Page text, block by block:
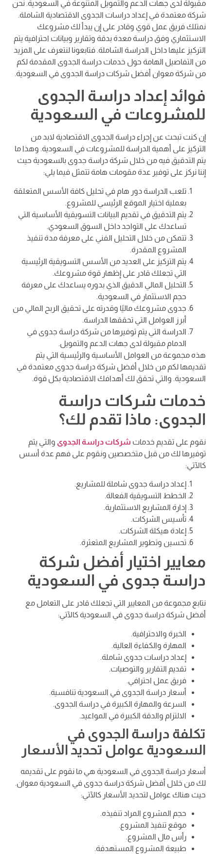
مقبولة لدى جهات الدعم والتمويل المتنوعة في السعودية. نحن
شركة معتمدة في إعداد دراسات الجدوى الاقتصادية الشاملة.
نمتلك فريق عمل قوي وقادر على إن يبدأ لك مشروعك
الاستثماري وفق دراسة معدة بدقة وتقارير وبيانات احترافية يتم
التركيز عليها داخل الدراسة الشاملة. فتابعونا لنتعرف على المزيد
من التفاصيل الهامة حول خدمات دراسة الجدوى المقدمة لكم
من شركة معوان أفضل شركات دراسة الجدوى في السعودية.
فوائد إعداد دراسة الجدوى
للمشروعات في السعودية
إن كنت تبحث عن إجراء دراسة الجدوى الاقتصادية لابد من
التركيز على أهمية الدراسة للمشروعات في السعودية. وهذا ما
يتم التدقيق فيه من خلال شركة دراسة جدوى بالسعودية حيث
إننا نركز على توفير عدة مقومات هامة تتمثل فيما يلي:
تلعب الدراسة دور هام في تحليل كافة الأسس المتعلقة
بعملية اختيار الموقع الرئيسي للمشروع.
يتم التدقيق في تقديم البيانات التسويقية الأساسية التي
تساعدك على التواجد داخل السوق السعودي.
تتمكن من خلال التحليل الفني على معرفة مدة تنفيذ
المشروع المقدرة.
يتم التركيز على العديد من الأسس التسويقية الرئيسية
التي تجعلك قادر على إظهار قوة مشروعك.
التحليل المالي الدقيق الذي بدوره يساعدك على معرفة
حجم الاستثمار في السعودية.
جدوى مشروعك ماليًا وقدرته على تحقيق الربح المالي من
أبرز العوامل التي تحققها الدراسة.
الدراسة التي يتم توفيرها من شركة دراسة جدوى في
الدمام مقبولة لدى جهات الدعم والتمويل.
هذه مجموعة من العوامل الأساسية والرئيسية التي يتم
تقديمها لكم من خلال أفضل شركة دراسة جدوى معتمدة في
السعودية. والتي تحقق لك أهدافك الاقتصادية بكل قوة.
خدمات شركات دراسة
الجدوى: ماذا تقدم لك؟
نقوم على تقديم خدمات شركات دراسة الجدوى والتي يتم
توفيرها لك من قبل متخصصين ونقوم على فهم عدة أسس
كالآتي:
إعداد دراسة جدوى شاملة للمشاريع.
الخطط التسويقية الفعالة.
إدارة المشاريع الاستثمارية.
تأسيس الشركات.
إعادة هيكلة الشركات.
تحسين وتطوير المشاريع المتعثرة.
معايير اختيار أفضل شركة
دراسة جدوى في السعودية
نتابع مجموعة من المعايير التي تجعلك قادر على التعامل مع
أفضل شركة دراسة جدوى في السعودية كالآتي:
الخبرة والاحترافية.
المهارة والكفاءة العالية.
إعداد دراسات جدوى شاملة.
تقديم التقارير والتوصيات.
فريق عمل احترافي.
أسعار دراسة الجدوى في السعودية تنافسية.
السرعة والمهارة الكبيرة في دراسة الجدوى.
الالتزام والدقة الكبيرة في المواعيد.
تكلفة دراسة الجدوى في
السعودية عوامل تحديد الأسعار
أسعار دراسة الجدوى في السعودية هي ما نقوم على تقديمه
لك من خلال أفضل شركة دراسة جدوى في السعودية معوان.
حيث هناك عوامل لتحديد الأسعار كالآتي:
حجم المشروع المراد تنفيذه.
موقع تنفيذ المشروع.
رأس مال المشروع.
طبيعة المشروع المستهدفة.